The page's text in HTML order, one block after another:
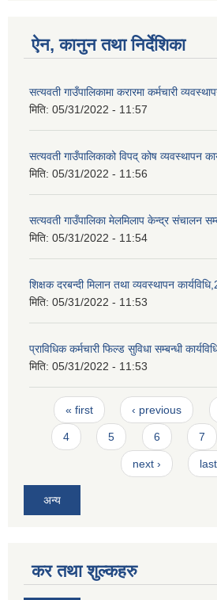
ऐन, कानुन तथा निर्देशिका
सत्यवती गाउँपालिकामा करारमा कर्मचारी
मिति: 05/31/2022 - 11:57
सत्यवती गाउँपालिकाको विपद् कोष व्यवस्थापन
मिति: 05/31/2022 - 11:56
सत्यवती गाउँपालिका मेलमिलाप केन्द्र संचालन
मिति: 05/31/2022 - 11:54
शिक्षक दरबन्दी मिलान तथा व्यवस्थापन
मिति: 05/31/2022 - 11:53
प्राविधिक कर्मचारी फिल्ड सुविधा सम्बन्धी
मिति: 05/31/2022 - 11:53
Pages
« first ‹ previous
4 5 6 7
next ›
अन्य
कर तथा शुल्कहरु